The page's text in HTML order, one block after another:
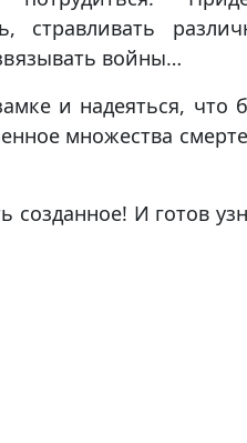
стравливать
войны…
и надеяться, что
множества
И готов